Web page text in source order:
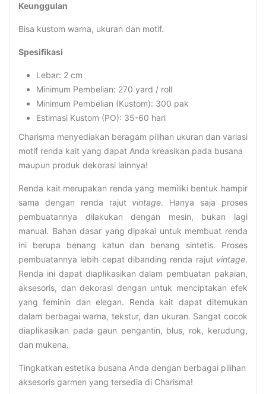
Keunggulan
Bisa kustom warna, ukuran dan motif.
Spesifikasi
Lebar: 2 cm
Minimum Pembelian: 270 yard / roll
Minimum Pembelian (Kustom): 300 pak
Estimasi Kustom (PO): 35-60 hari
Charisma menyediakan beragam pilihan ukuran dan variasi
motif renda kait yang dapat Anda kreasikan pada busana
maupun produk dekorasi lainnya!
Renda kait merupakan renda yang memiliki bentuk hampir
sama dengan renda rajut vintage. Hanya saja proses
pembuatannya dilakukan dengan mesin, bukan lagi
manual. Bahan dasar yang dipakai untuk membuat renda
ini berupa benang katun dan benang sintetis. Proses
pembuatannya lebih cepat dibanding renda rajut vintage.
Renda ini dapat diaplikasikan dalam pembuatan pakaian,
aksesoris, dan dekorasi dengan untuk menciptakan efek
yang feminin dan elegan. Renda kait dapat ditemukan
dalam berbagai warna, tekstur, dan ukuran. Sangat cocok
diaplikasikan pada gaun pengantin, blus, rok, kerudung,
dan mukena.
Tingkatkan estetika busana Anda dengan berbagai pilihan
aksesoris garmen yang tersedia di Charisma!